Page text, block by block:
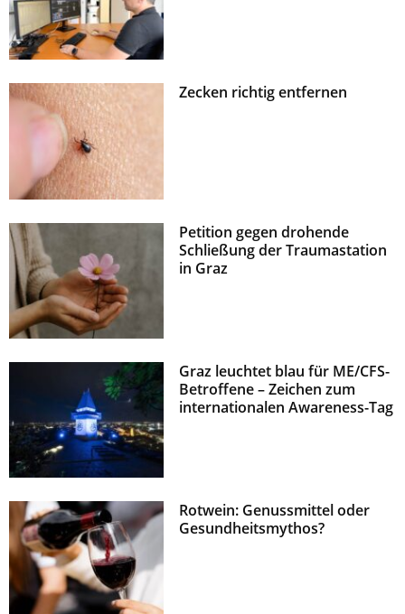
Zecken richtig entfernen
Petition gegen drohende
Schließung der Traumastation
in Graz
Graz leuchtet blau für ME/CFS-
Betroffene – Zeichen zum
internationalen Awareness-Tag
Rotwein: Genussmittel oder
Gesundheitsmythos?